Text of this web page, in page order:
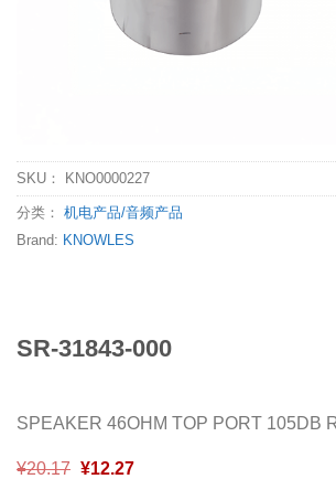
SKU： KNO0000227
分类： 机电产品/音频产品
Brand: KNOWLES
SR-31843-000
SPEAKER 46OHM TOP PORT 105DB
¥20.17 ¥12.27